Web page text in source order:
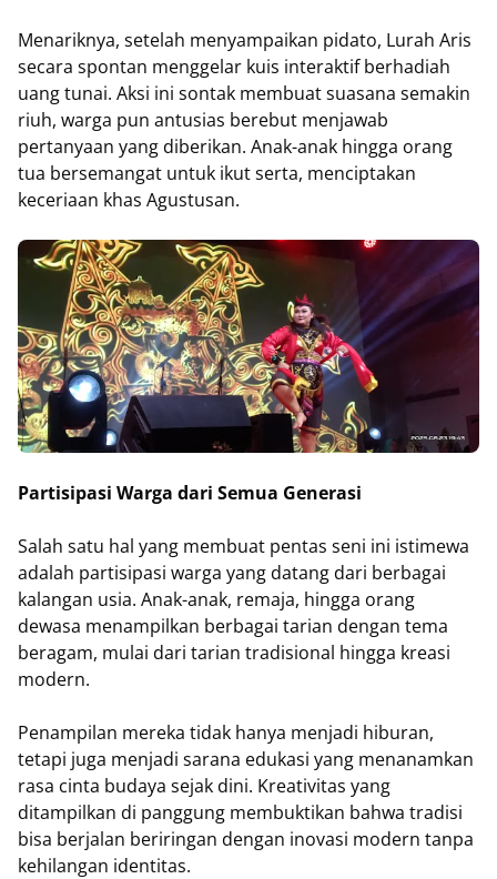
Menariknya, setelah menyampaikan pidato, Lurah Aris
secara spontan menggelar kuis interaktif berhadiah
uang tunai. Aksi ini sontak membuat suasana semakin
riuh, warga pun antusias berebut menjawab
pertanyaan yang diberikan. Anak-anak hingga orang
tua bersemangat untuk ikut serta, menciptakan
keceriaan khas Agustusan.
Partisipasi Warga dari Semua Generasi
Salah satu hal yang membuat pentas seni ini istimewa
adalah partisipasi warga yang datang dari berbagai
kalangan usia. Anak-anak, remaja, hingga orang
dewasa menampilkan berbagai tarian dengan tema
beragam, mulai dari tarian tradisional hingga kreasi
modern.
Penampilan mereka tidak hanya menjadi hiburan,
tetapi juga menjadi sarana edukasi yang menanamkan
rasa cinta budaya sejak dini. Kreativitas yang
ditampilkan di panggung membuktikan bahwa tradisi
bisa berjalan beriringan dengan inovasi modern tanpa
kehilangan identitas.